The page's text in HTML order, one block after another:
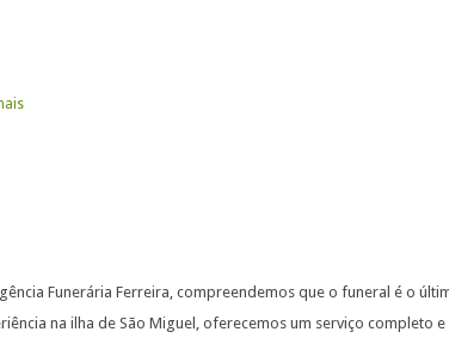
Funerária Ferreira, compreendemos que o funeral é o
na ilha de São Miguel, oferecemos um serviço completo